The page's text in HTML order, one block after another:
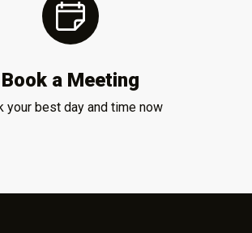
Book a Meeting
your best day and time now